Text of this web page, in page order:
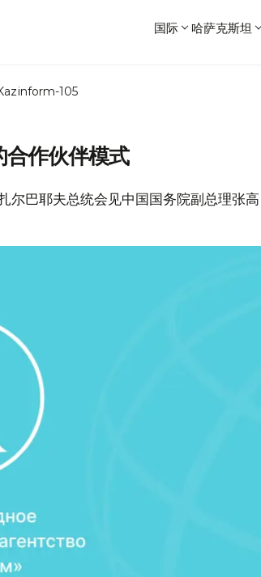
国际 哈萨克斯坦
105
合作伙伴模式
尔巴耶夫总统会见中国国务院副总理张高